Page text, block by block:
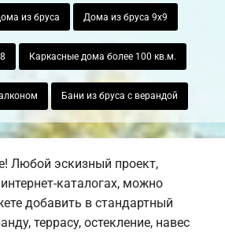
из бруса Дома из бруса 9х9
Каркасные дома более 100 кв.м.
Бани из бруса с верандой
Любой эскизный проект,
каталогах, можно
добавить в стандартный
террасу, остекление, навес